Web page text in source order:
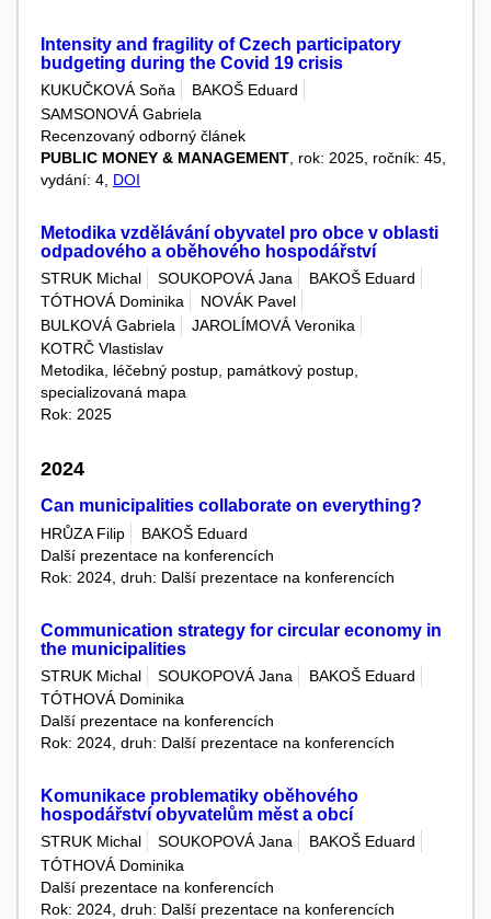
Intensity and fragility of Czech participatory
budgeting during the Covid 19 crisis
KUKUČKOVÁ Soňa
BAKOŠ Eduard
SAMSONOVÁ Gabriela
Recenzovaný odborný článek
PUBLIC MONEY & MANAGEMENT , rok: 2025, ročník: 45,
vydání: 4, DOI
Metodika vzdělávání obyvatel pro obce v oblasti
odpadového a oběhového hospodářství
STRUK Michal SOUKOPOVÁ Jana
BAKOŠ Eduard
TÓTHOVÁ Dominika
NOVÁK Pavel
BULKOVÁ Gabriela
JAROLÍMOVÁ Veronika
KOTRČ Vlastislav
Metodika, léčebný postup, památkový postup,
specializovaná mapa
Rok: 2025
2024
Can municipalities collaborate on everything?
HRŮZA Filip
BAKOŠ Eduard
Další prezentace na konferencích
Rok: 2024, druh: Další prezentace na konferencích
Communication strategy for circular economy in
the municipalities
STRUK Michal SOUKOPOVÁ Jana
BAKOŠ Eduard
TÓTHOVÁ Dominika
Další prezentace na konferencích
Rok: 2024, druh: Další prezentace na konferencích
Komunikace problematiky oběhového
hospodářství obyvatelům měst a obcí
STRUK Michal SOUKOPOVÁ Jana
BAKOŠ Eduard
TÓTHOVÁ Dominika
Další prezentace na konferencích
Rok: 2024, druh: Další prezentace na konferencích